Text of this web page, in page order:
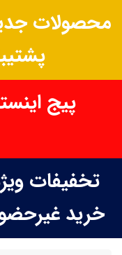
محصولات
پیج
تخفیفات
خرید